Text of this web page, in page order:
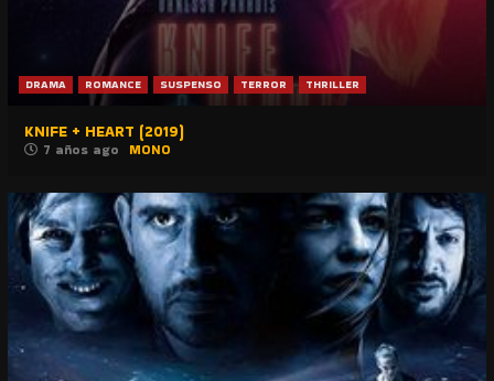
DRAMA ROMANCE SUSPENSO TERROR THRILLER
KNIFE + HEART (2019)
7 años ago MONO